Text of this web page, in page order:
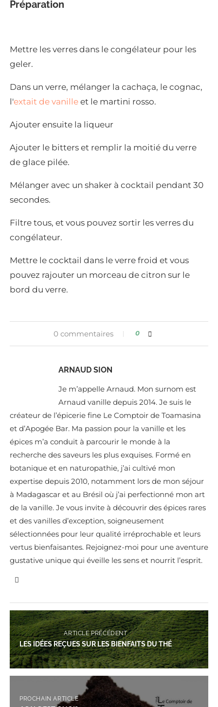
Préparation
Mettre les verres dans le congélateur pour les
geler.
Dans un verre, mélanger la cachaça, le cognac,
l'extait de vanille et le martini rosso.
Ajouter ensuite la liqueur
Ajouter le bitters et remplir la moitié du verre
de glace pilée.
Mélanger avec un shaker à cocktail pendant 30
secondes.
Filtre tous, et vous pouvez sortir les verres du
congélateur.
Mettre le cocktail dans le verre froid et vous
pouvez rajouter un morceau de citron sur le
bord du verre.
0 commentaires 0
ARNAUD SION
Je m’appelle Arnaud. Mon surnom est
Arnaud vanille depuis 2014. Je suis le
créateur de l’épicerie fine Le Comptoir de Toamasina
et d’Apogée Bar. Ma passion pour la vanille et les
épices m’a conduit à parcourir le monde à la
recherche des saveurs les plus exquises. Formé en
botanique et en naturopathie, j’ai cultivé mon
expertise depuis 2010, notamment lors de mon séjour
à Madagascar et au Brésil où j’ai perfectionné mon art
de la vanille. Je vous invite à découvrir des épices rares
et des vanilles d’exception, soigneusement
sélectionnées pour leur qualité irréprochable et leurs
vertus bienfaisantes. Rejoignez-moi pour une aventure
gustative unique qui éveille les sens et nourrit l’esprit.
ARTICLE PRÉCÉDENT
LES IDÉES REÇUES SUR LES BIENFAITS DU THÉ
PROCHAIN ARTICLE